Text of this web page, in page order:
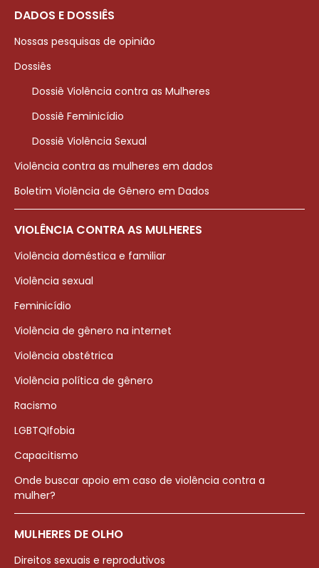
DADOS E DOSSIÊS
Nossas pesquisas de opinião
Dossiês
Dossiê Violência contra as Mulheres
Dossiê Feminicídio
Dossiê Violência Sexual
Violência contra as mulheres em dados
Boletim Violência de Gênero em Dados
VIOLÊNCIA CONTRA AS MULHERES
Violência doméstica e familiar
Violência sexual
Feminicídio
Violência de gênero na internet
Violência obstétrica
Violência política de gênero
Racismo
LGBTQIfobia
Capacitismo
Onde buscar apoio em caso de violência contra a
mulher?
MULHERES DE OLHO
Direitos sexuais e reprodutivos